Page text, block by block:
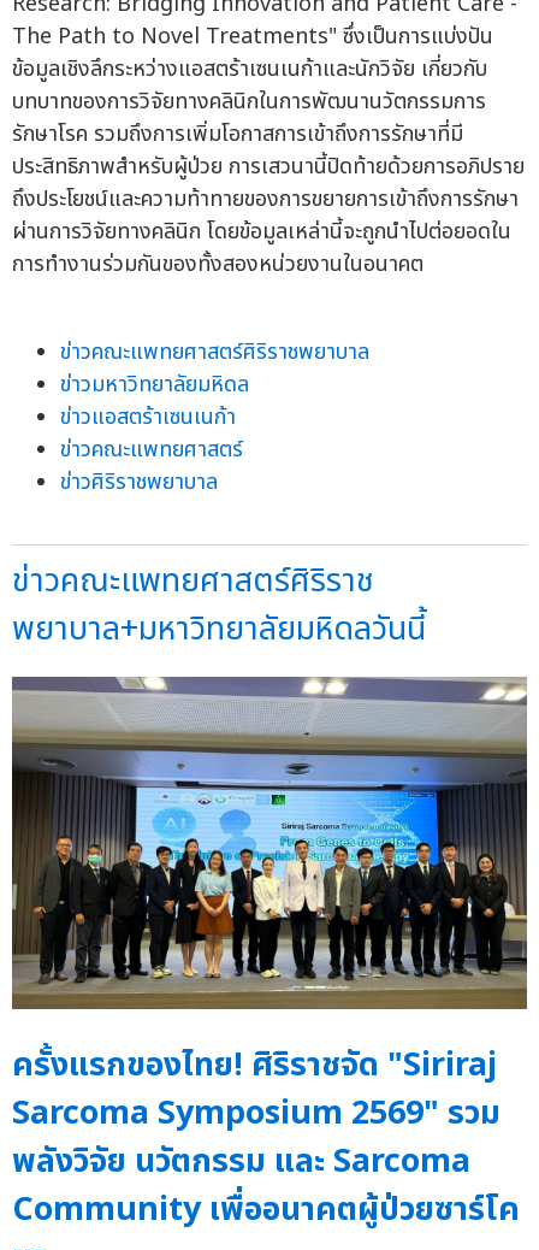
The Path to Novel Treatments" ซึ่งเป็นการแบ่งปัน
ข้อมูลเชิงลึกระหว่างแอสตร้าเซนเนก้าและนักวิจัย เกี่ยวกับ
บทบาทของการวิจัยทางคลินิกในการพัฒนานวัตกรรมการ
รักษาโรค รวมถึงการเพิ่มโอกาสการเข้าถึงการรักษาที่มี
ประสิทธิภาพสำหรับผู้ป่วย การเสวนานี้ปิดท้ายด้วยการอภิปราย
ถึงประโยชน์และความท้าทายของการขยายการเข้าถึงการรักษา
ผ่านการวิจัยทางคลินิก โดยข้อมูลเหล่านี้จะถูกนำไปต่อยอดใน
การทำงานร่วมกันของทั้งสองหน่วยงานในอนาคต
ข่าวคณะแพทยศาสตร์ศิริราชพยาบาล
ข่าวมหาวิทยาลัยมหิดล
ข่าวแอสตร้าเซนเนก้า
ข่าวคณะแพทยศาสตร์
ข่าวศิริราชพยาบาล
ข่าวคณะแพทยศาสตร์ศิริราช
พยาบาล+มหาวิทยาลัยมหิดลวันนี้
ครั้งแรกของไทย! ศิริราชจัด "Siriraj
Sarcoma Symposium 2569" รวม
พลังวิจัย นวัตกรรม และ Sarcoma
Community เพื่ออนาคตผู้ป่วยซาร์โค